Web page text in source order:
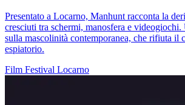
Presentato a Locarno, Manhunt racconta la
cresciuti tra schermi, manosfera e videogiochi.
sulla mascolinità contemporanea, che rifiuta il
espiatorio.
Film Festival Locarno